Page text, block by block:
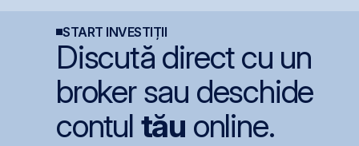
START INVESTIȚII
Discută direct cu un
broker sau deschide
contul tău online.